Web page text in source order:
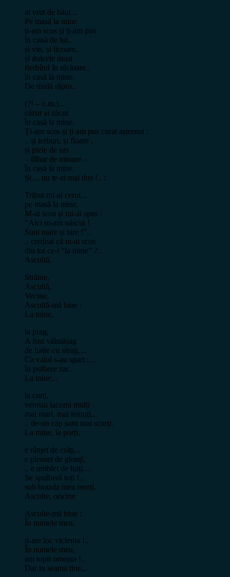
ai vrut de băut ..
Pe masă la mine
ți-am scos și ți-am pus
în cană de lut..
și vin, și licoare,..
și dulcele must
fierbînd în ulcioare..
în casă la mine.
De trudă răpus..
(?! – n.m.),..
căzut ai zăcut
în casă la mine.
Ți-am scos și ți-am pus curat așternut :
.. și ierburi, și floare ,
și piele de urs
– tîlhar de mioare –
în casă la mine.
Și… nu te-ai mai dus !.. :
Tribut mi-ai cerut..,
pe masă la mine.
M-ai scos și mi-ai spus :
“Aici m-am născut !
Sunt mare și tare !”..
.. credeai că m-ai scos
din tot ce-i “la mine” ?..
Ascultă,
Străine,
Ascultă,
Vecine,
Ascultă-mă bine :
La mine,
la prag,
A fost vălmășag
de haite cu steag…
Ca valul s-au spart : ..
în pulbere zac.
La mine,..
la curți,
veneau lacomi mulți :
mai mari, mai temuți,..
.. de-un cap sunt mai scurți.
La mine, la porți,
e rânjet de colți,..
e plesnet de glonți,
.. e umblet de hoți…
Se spulberă toți !..
sub brazda mea morți.
Asculte, oricine
Asculte-mă bine :
În numele meu,
n-are loc viclenia !..
În numele meu,
am topit omenia !..
Dar tu seama ține,..